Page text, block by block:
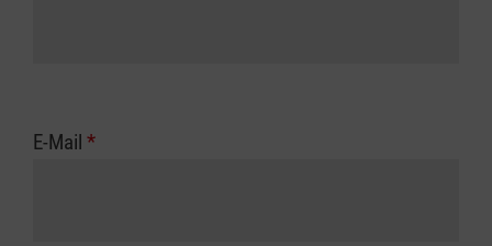
E-Mail *